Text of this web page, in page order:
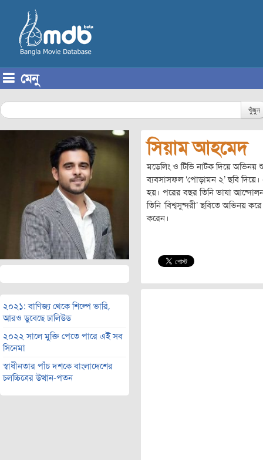
মেনু
খুঁজুন
২০২১: বাণিজ্য থেকে শিল্পে ভারি,
আরও ডুবেছে ঢালিউড
২০২২ সালে মুক্তি পেতে পারে এই সব
সিনেমা
স্বাধীনতার পাঁচ দশকে বাংলাদেশের
চলচ্চিত্রের উত্থান-পতন
সিয়াম আহমেদ
মডেলিং ও টিভি নাটক দিয়ে
ব্যবসাসফল ‘পোড়ামন ২’ ছবি
হয়। পরের বছর তিনি ভাষা আন্দোলন
তিনি ‘বিশ্বসুন্দরী’ ছবিতে অভিনয়
করেন।